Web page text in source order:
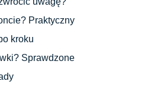
Praktyczny
kroku
Sprawdzone